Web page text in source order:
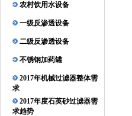
农村饮用水设备
一级反渗透设备
二级反渗透设备
不锈钢加药罐
2017年机械过滤器整体需
求
2017年度石英砂过滤器需
求趋势